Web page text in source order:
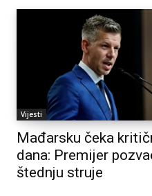
Vijesti
Mađarsku čeka
dana: Premijer
štednju struje